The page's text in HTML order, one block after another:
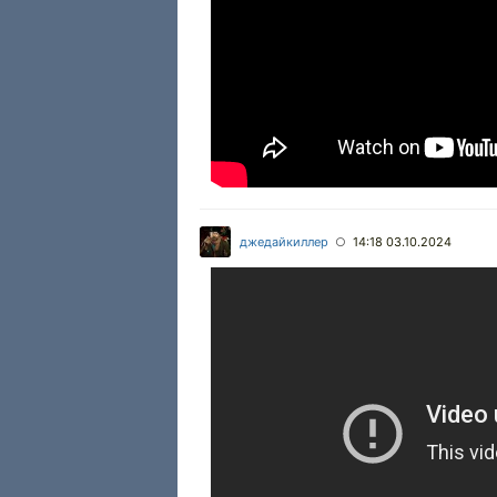
джедайкиллер ○ 14:18 03.10.2024